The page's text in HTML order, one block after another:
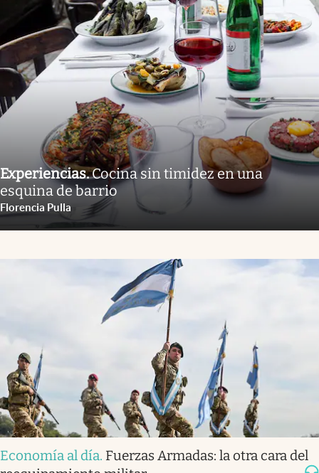
Experiencias.Cocina sin timidez en una
esquina de barrio
Florencia Pulla
Economía al día. Fuerzas Armadas: la otra cara del